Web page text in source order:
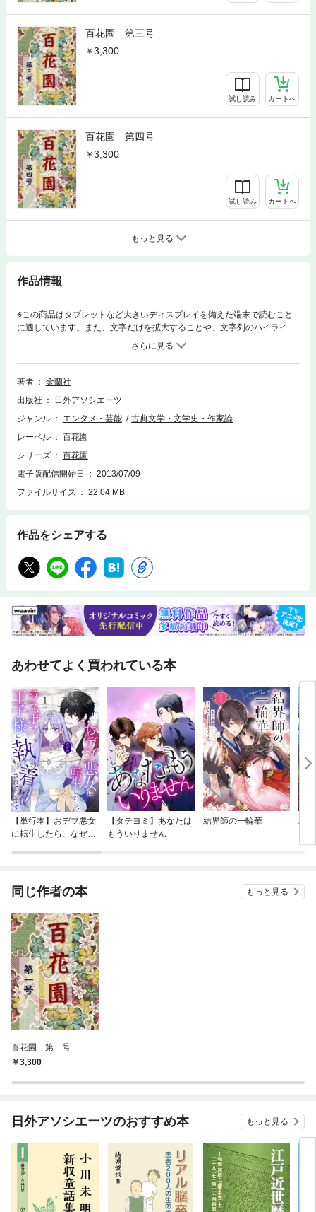
百花園 第三号
3,300
試し読み カートへ
百花園 第四号
3,300
試し読み カートへ
もっと見る
作品情報
※この商品はタブレットなど大きいディスプレイを備えた端末で読むこと
に適しています。また、文字だけを拡大することや、文字列のハイライ
ト、検索、辞書の参照、引用などの機能が使用できません。明治の頃、名
人による落語・講談を忠実に再現した速記本は、ある種の大衆文学として
人気を博していました。そんな速記本の中で最も支持されていたのが「百
花園」でした。本シリーズは、明治22（1889）年5月から明治33（190
復刻したものです。大衆芸能史研究家で神田神保町の古書店「いにしえ文
庫」店主である岡田則夫氏所蔵の全240号を１ページずつ写真撮影してデ
できます。高画質なので、文字やルビを拡大して見ることも可能です。明
治時代の舌耕文芸の全貌が見渡せ、当時の風俗や話し言葉を知るための資
料としても貴重です。（古書を元に制作した電子書籍ですので、その状態
により一部読みにくい箇所がございます。予めご了承くださいますようお
願いいたします。）
著者
金蘭社
出版社
日外アソシエーツ
ジャンル
エンタメ・芸能
古典文学・文学史・作家論
レーベル
百花園
シリーズ
百花園
電子版配信開始日
2013/07/09
ファイルサイズ
22.04 MB
作品をシェアする
あわせてよく買われている本
【単行本】おデブ悪女
に転生したら、なぜか
【タテヨミ】あなたは
もういりません
結界師の一輪華
バ
今
同じ作者の本 もっと見る
百花園 第一号
3,300
日外アソシエーツのおすすめ本 もっと見る